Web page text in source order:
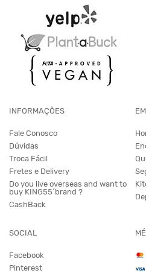
INFORMAÇÕES
Fale Conosco
Dúvidas
Troca Fácil
Fretes e Delivery
Do you live overseas and want to
buy KING55´brand ?
CashBack
SOCIAL
Facebook
Pinterest